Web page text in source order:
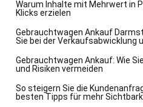
Warum Inhalte mit Mehrwert in
Klicks erzielen
Gebrauchtwagen Ankauf
Sie bei der Verkaufsabwicklung
Gebrauchtwagen Ankauf: Wie
und Risiken vermeiden
So steigern Sie die
besten Tipps für mehr